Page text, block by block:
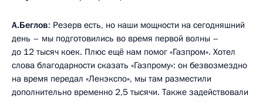
А.Беглов: Резерв есть, но наши мощности на сегодняшний
день – мы подготовились во время первой волны –
до 12 тысяч коек. Плюс ещё нам помог «Газпром». Хотел
слова благодарности сказать «Газпрому»: он безвозмездно
на время передал «Ленэкспо», мы там разместили
дополнительно временно 2,5 тысячи. Также задействовали